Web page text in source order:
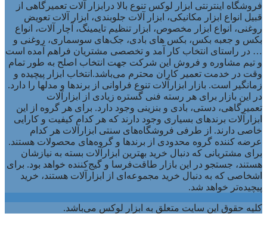
فروشگاه اینترنتی ابزار لوکس تنوع بالا درابزار آلات تعمیرگاهی از
قبیل انواع ابزار مکانیکی، ابزار آلات جلوبندی، ابزار آلات تعویض
روغنی، انواع ابزار مخصوص، ابزار تنظیم تایمینگ، آچار آلات، انواع
بکس و جعبه بکس، بکس های بادی، جک‌های سوسماری، روغنی و
… در راستای انتخاب کار آمد و تخصصی مشتریان فراهم آمده است
و تیم مشاوره و فروش این شرکت جهت انتخاب اصلح به طور تمام
وقت در خدمت تعمیر کاران محترم می‌باشد.انتخاب ابزار پیچیده و
زمانگیر است. بازار ابزارآلات تنوع فراوانی از برندها و مدلها را دارد.
در این بازار برای هر رسته فنی گستره زیادی از ابزارآلات
تعمیرگاهی، دستی، بادی و بنزینی وجود دارد. برای هر گروه از این
ابزارآلات برندهای بسیاری وجود دارند که هر کدام کیفیت و کارایی
خاصی دارند. از طرفی فروشگاه‌های سنتی ابزارآلات هر کدام
عرضه کننده گروه محدودی از برندها و گروه‌های محصولات هستند.
برای مشتریانی که دنبال خرید بهترین ابزارآلات بسته به نیازشان
هستند، جستجو در این بازار طاقت‌فرسا و گیج‌کننده خواهد بود. برای
اشخاصی که به دنبال خرید مجموعه‌ای از ابزارآلات هستند، خرید
پیچیده‌تر خواهد شد.
کلیه حقوق این سایت متعلق به ابزار لوکس می‌باشد.